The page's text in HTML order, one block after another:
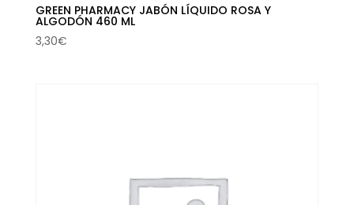
GREEN PHARMACY JABÓN LÍQUIDO ROSA Y
ALGODÓN 460 ML
3,30€